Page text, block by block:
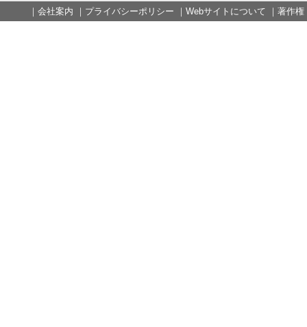
｜ 会社案内 ｜ プライバシーポリシー ｜ Webサイトについて ｜ 著作権